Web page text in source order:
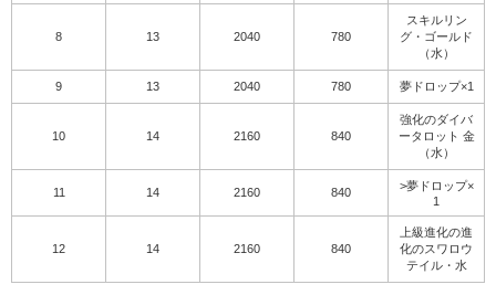
8 13 2040 780
スキルリン
グ・ゴールド
（水）
9 13 2040 780 夢ドロップ×1
10 14 2160 840
強化のダイバ
ータロット 金
（水）
11 14 2160 840
>夢ドロップ×
1
12 14 2160 840
上級進化の進
化のスワロウ
テイル・水